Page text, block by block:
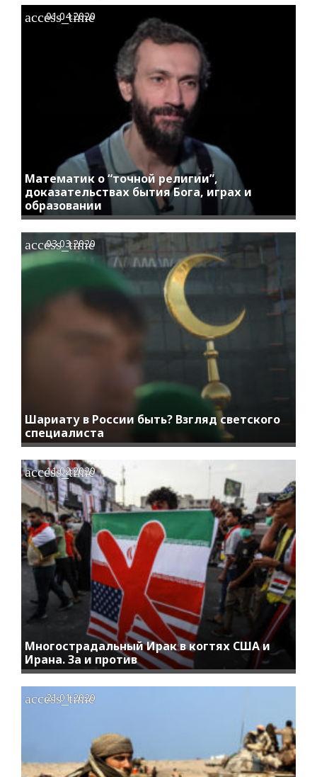
Математик о “точной религии”,
доказательствах бытия Бога, играх и
образовании
access_time
01.04.2020
Шариату в России быть? Взгляд светского
специалиста
access_time
03.03.2020
Многострадальный Ирак в когтях США и
Ирана. За и против
access_time
11.02.2020
access_time
21.01.2020